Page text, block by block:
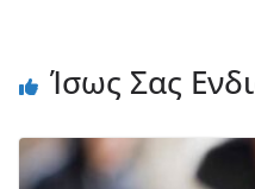
Ίσως Σας